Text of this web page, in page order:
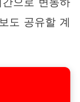
도 공유할 계